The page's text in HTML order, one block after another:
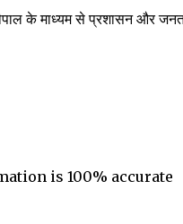
के माध्यम से प्रशासन और
is 100% accurate